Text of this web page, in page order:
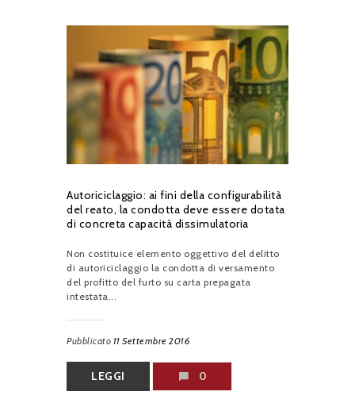
Autoriciclaggio: ai fini della configurabilità
del reato, la condotta deve essere dotata
di concreta capacità dissimulatoria
Non costituice elemento oggettivo del delitto
di autoriciclaggio la condotta di versamento
del profitto del furto su carta prepagata
intestata...
Pubblicato 11 Settembre 2016
LEGGI 0